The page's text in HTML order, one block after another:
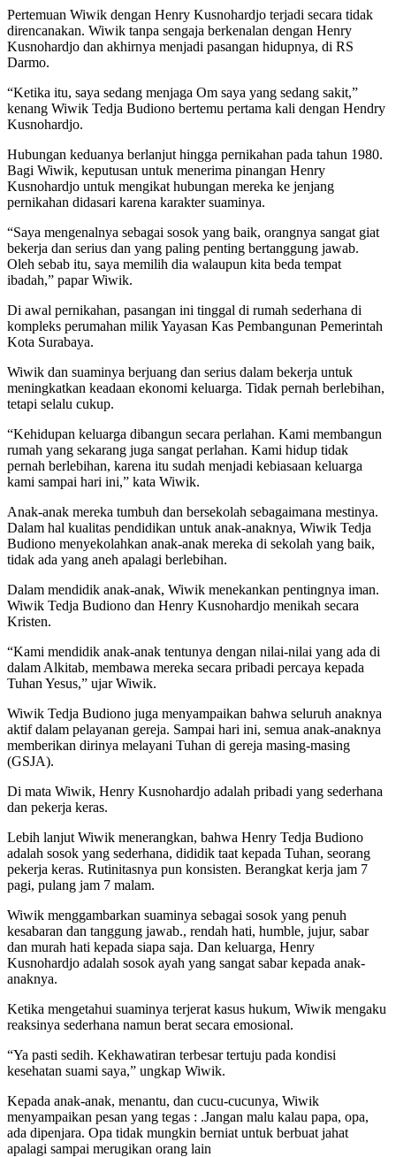
Pertemuan Wiwik dengan Henry Kusnohardjo terjadi secara tidak
direncanakan. Wiwik tanpa sengaja berkenalan dengan Henry
Kusnohardjo dan akhirnya menjadi pasangan hidupnya, di RS
Darmo.
“Ketika itu, saya sedang menjaga Om saya yang sedang sakit,”
kenang Wiwik Tedja Budiono bertemu pertama kali dengan Hendry
Kusnohardjo.
Hubungan keduanya berlanjut hingga pernikahan pada tahun 1980.
Bagi Wiwik, keputusan untuk menerima pinangan Henry
Kusnohardjo untuk mengikat hubungan mereka ke jenjang
pernikahan didasari karena karakter suaminya.
“Saya mengenalnya sebagai sosok yang baik, orangnya sangat giat
bekerja dan serius dan yang paling penting bertanggung jawab.
Oleh sebab itu, saya memilih dia walaupun kita beda tempat
ibadah,” papar Wiwik.
Di awal pernikahan, pasangan ini tinggal di rumah sederhana di
kompleks perumahan milik Yayasan Kas Pembangunan Pemerintah
Kota Surabaya.
Wiwik dan suaminya berjuang dan serius dalam bekerja untuk
meningkatkan keadaan ekonomi keluarga. Tidak pernah berlebihan,
tetapi selalu cukup.
“Kehidupan keluarga dibangun secara perlahan. Kami membangun
rumah yang sekarang juga sangat perlahan. Kami hidup tidak
pernah berlebihan, karena itu sudah menjadi kebiasaan keluarga
kami sampai hari ini,” kata Wiwik.
Anak-anak mereka tumbuh dan bersekolah sebagaimana mestinya.
Dalam hal kualitas pendidikan untuk anak-anaknya, Wiwik Tedja
Budiono menyekolahkan anak-anak mereka di sekolah yang baik,
tidak ada yang aneh apalagi berlebihan.
Dalam mendidik anak-anak, Wiwik menekankan pentingnya iman.
Wiwik Tedja Budiono dan Henry Kusnohardjo menikah secara
Kristen.
“Kami mendidik anak-anak tentunya dengan nilai-nilai yang ada di
dalam Alkitab, membawa mereka secara pribadi percaya kepada
Tuhan Yesus,” ujar Wiwik.
Wiwik Tedja Budiono juga menyampaikan bahwa seluruh anaknya
aktif dalam pelayanan gereja. Sampai hari ini, semua anak-anaknya
memberikan dirinya melayani Tuhan di gereja masing-masing
(GSJA).
Di mata Wiwik, Henry Kusnohardjo adalah pribadi yang sederhana
dan pekerja keras.
Lebih lanjut Wiwik menerangkan, bahwa Henry Tedja Budiono
adalah sosok yang sederhana, dididik taat kepada Tuhan, seorang
pekerja keras. Rutinitasnya pun konsisten. Berangkat kerja jam 7
pagi, pulang jam 7 malam.
Wiwik menggambarkan suaminya sebagai sosok yang penuh
kesabaran dan tanggung jawab., rendah hati, humble, jujur, sabar
dan murah hati kepada siapa saja. Dan keluarga, Henry
Kusnohardjo adalah sosok ayah yang sangat sabar kepada anak-
anaknya.
Ketika mengetahui suaminya terjerat kasus hukum, Wiwik mengaku
reaksinya sederhana namun berat secara emosional.
“Ya pasti sedih. Kekhawatiran terbesar tertuju pada kondisi
kesehatan suami saya,” ungkap Wiwik.
Kepada anak-anak, menantu, dan cucu-cucunya, Wiwik
menyampaikan pesan yang tegas : .Jangan malu kalau papa, opa,
ada dipenjara. Opa tidak mungkin berniat untuk berbuat jahat
apalagi sampai merugikan orang lain